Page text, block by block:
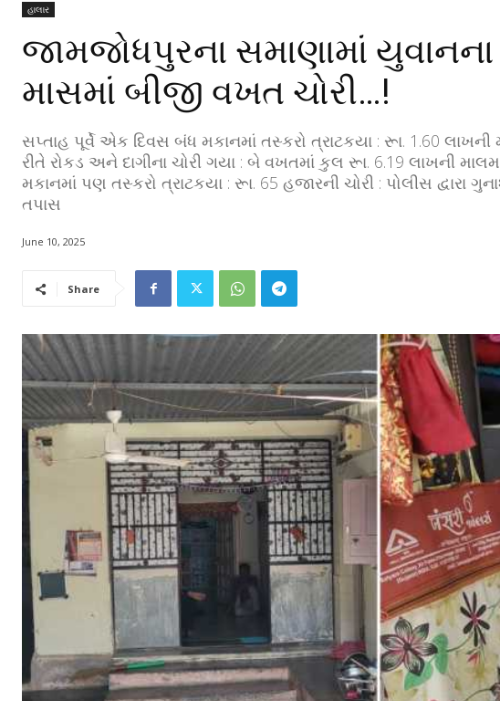
હાલાર
જામજોધપુરના સમાણામાં યુવાનના
માસમાં બીજી વખત ચોરી…!
સપ્તાહ પૂર્વે એક દિવસ બંધ મકાનમાં તસ્કરો ત્રાટકયા : રૂા. 1.60
રીતે રોકડ અને દાગીના ચોરી ગયા : બે વખતમાં કુલ રૂા. 6.19 લાખની
મકાનમાં પણ તસ્કરો ત્રાટકયા : રૂા. 65 હજારની ચોરી : પોલીસ
તપાસ
June 10, 2025
Share